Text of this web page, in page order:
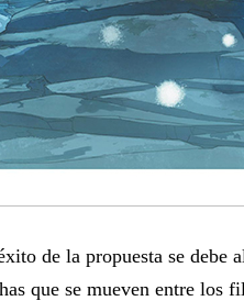
de la propuesta se debe
que se mueven entre los